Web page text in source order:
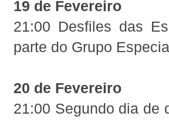
19 de Fevereiro
21:00 Desfiles das
parte do Grupo
20 de Fevereiro
21:00 Segundo dia de